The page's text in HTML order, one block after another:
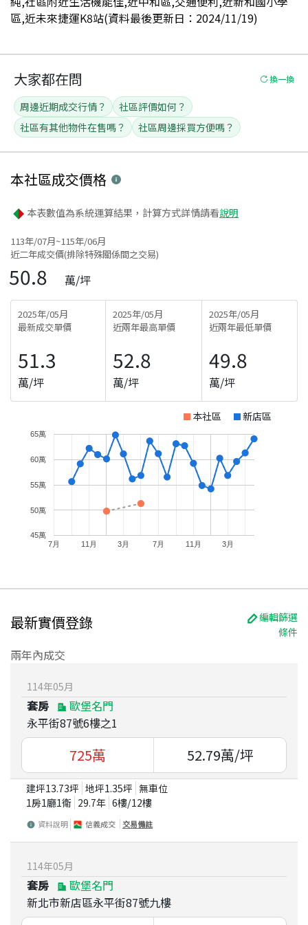
區,近未來捷運K8站(資料最後更新日：2024/11/19)
大家都在問 換一換
周邊近期成交行情？
社區評價如何？
社區有其他物件在售嗎？
社區周邊採買方便嗎？
本社區成交價格
本表數值為系統運算結果，計算方式詳情請看說明
113年/07月~115年/06月
近二年成交價(排除特殊關係間之交易)
50.8 萬/坪
2025年/05月
最新成交單價
51.3
萬/坪
2025年/05月
近兩年最高單價
52.8
萬/坪
2025年/05月
近兩年最低單價
49.8
萬/坪
本社區 新店區
7月 11月 3月 7月 11月 3月
45萬
50萬
55萬
60萬
65萬
最新實價登錄
編輯篩選
條件
兩年內成交
114年05月
套房
歐堡名門
永平街87號6樓之1
725萬 52.79萬/坪
建坪13.73坪 地坪1.35坪 無車位
1房1廳1衛 29.7年 6樓/12樓
資料說明 信義成交 交易備註
114年05月
套房
歐堡名門
新北市新店區永平街87號九樓